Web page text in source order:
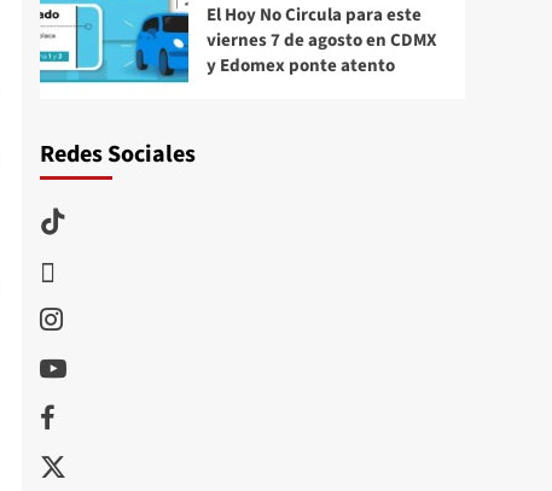
El Hoy No Circula para este
viernes 7 de agosto en CDMX
y Edomex ponte atento
Redes Sociales
TikTok
Instagram
Youtube
Facebook
X